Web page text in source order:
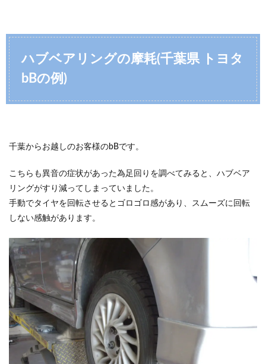
ハブベアリングの摩耗(千葉県 トヨタ
bBの例)
千葉からお越しのお客様のbBです。
こちらも異音の症状があった為足回りを調べてみると、ハブベア
リングがすり減ってしまっていました。
手動でタイヤを回転させるとゴロゴロ感があり、スムーズに回転
しない感触があります。